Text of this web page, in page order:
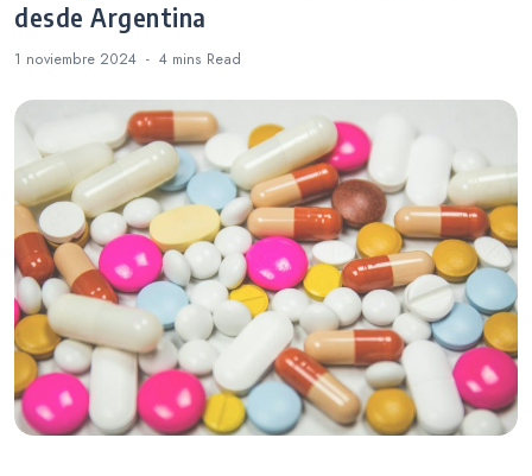
desde Argentina
1 noviembre 2024 4 mins Read